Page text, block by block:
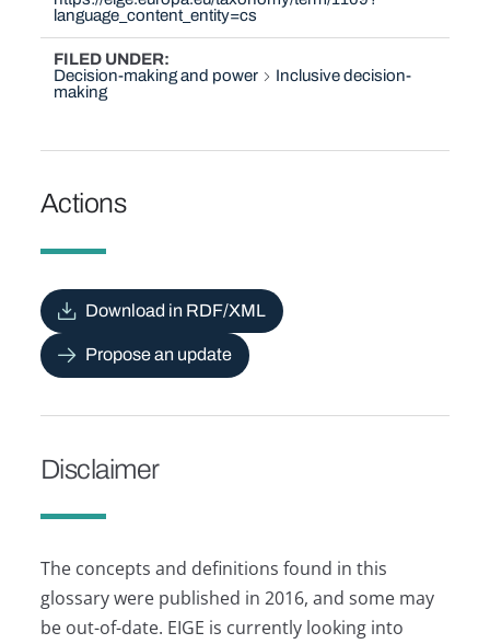
language_content_entity=cs
FILED UNDER
Decision-making and power
Inclusive decision-
making
Actions
Download in RDF/XML
Propose an update
Disclaimer
The concepts and definitions found in this
glossary were published in 2016, and some may
be out-of-date. EIGE is currently looking into